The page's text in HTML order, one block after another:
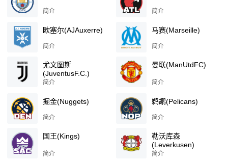
简介 简介
欧塞尔(AJAuxerre)
简介
马赛(Marseille)
简介
尤文图斯
(JuventusF.C.)
简介
曼联(ManUtdFC)
简介
掘金(Nuggets)
简介
鹈鹕(Pelicans)
简介
国王(Kings)
简介
勒沃库森
(Leverkusen)
简介